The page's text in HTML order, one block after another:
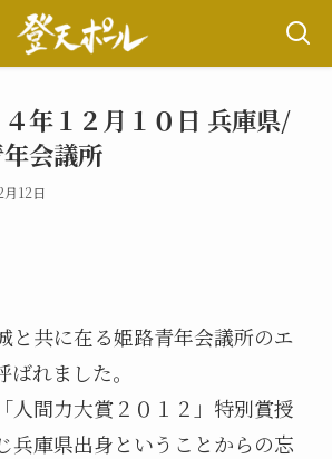
４年１２月１０日 兵庫県/
会議所
12日
と共に在る姫路青年会議所のエ
れました。
人間力大賞２０１２」特別賞授
兵庫県出身ということからの忘